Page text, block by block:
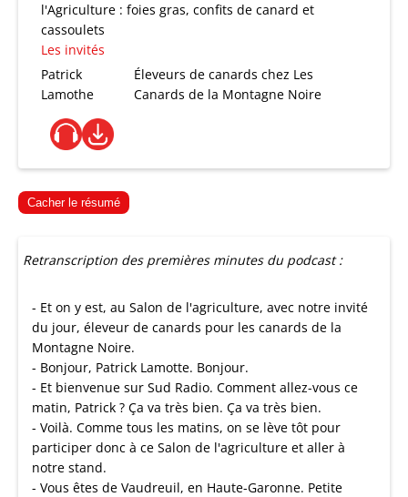
l'Agriculture : foies gras, confits de canard et
cassoulets
Les invités
Patrick
Lamothe
Éleveurs de canards chez Les
Canards de la Montagne Noire
Cacher le résumé
Retranscription des premières minutes du podcast :
- Et on y est, au Salon de l'agriculture, avec notre invité
du jour, éleveur de canards pour les canards de la
Montagne Noire.
- Bonjour, Patrick Lamotte. Bonjour.
- Et bienvenue sur Sud Radio. Comment allez-vous ce
matin, Patrick ? Ça va très bien. Ça va très bien.
- Voilà. Comme tous les matins, on se lève tôt pour
participer donc à ce Salon de l'agriculture et aller à
notre stand.
- Vous êtes de Vaudreuil, en Haute-Garonne. Petite